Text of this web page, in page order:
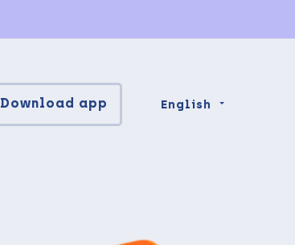
Download app English